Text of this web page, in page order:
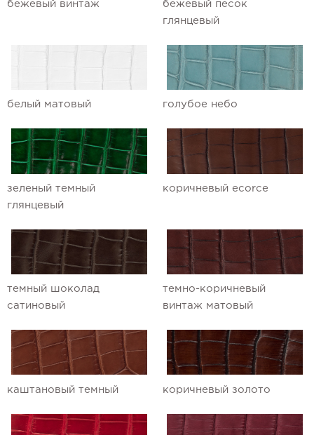
бежевый винтаж
бежевый песок
глянцевый
белый матовый голубое небо
зеленый темный
глянцевый
коричневый ecorce
темный шоколад
сатиновый
темно-коричневый
винтаж матовый
каштановый темный коричневый золото